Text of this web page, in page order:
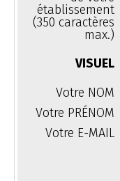
établissement
(350 caractères
max.)
VISUEL
Votre NOM
Votre PRÉNOM
Votre E-MAIL